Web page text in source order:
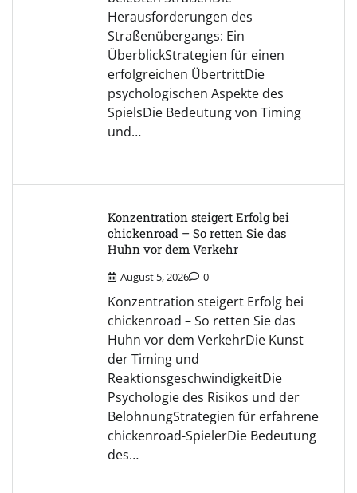
Herausforderungen des
Straßenübergangs: Ein
ÜberblickStrategien für einen
erfolgreichen ÜbertrittDie
psychologischen Aspekte des
SpielsDie Bedeutung von Timing
und…
Konzentration steigert Erfolg bei
chickenroad – So retten Sie das
Huhn vor dem Verkehr
August 5, 2026 0
Konzentration steigert Erfolg bei
chickenroad – So retten Sie das
Huhn vor dem VerkehrDie Kunst
der Timing und
ReaktionsgeschwindigkeitDie
Psychologie des Risikos und der
BelohnungStrategien für erfahrene
chickenroad-SpielerDie Bedeutung
des…